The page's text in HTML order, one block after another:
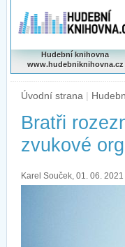
Hudební knihovna
www.hudebniknihovna.cz
Úvodní strana |
Bratři
zvukové
Karel Souček, 01. 06. 2021